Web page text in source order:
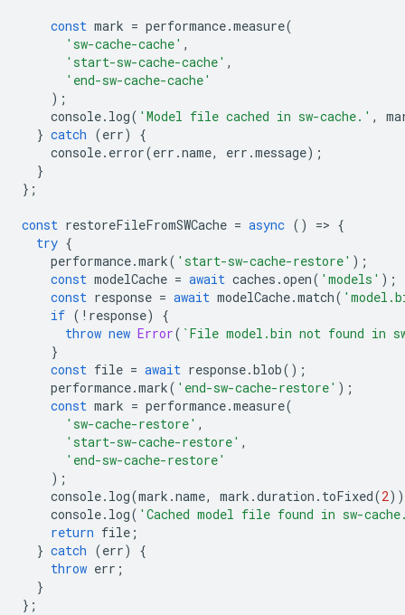
const mark = performance.measure(
'sw-cache-cache' ,
'start-sw-cache-cache' ,
'end-sw-cache-cache'
);
console. log( 'Model file cached in sw-cache.' ,
} catch (err)
{
console. error(err .name, err .message);
}
};
const restoreFileFromSWCache = async () => {
try {
performance.mark( 'start-sw-cache-restore' );
const modelCache = await caches .open( 'models' );
const response = await modelCache.match(
if ( ! response)
{
throw new Error( `File model.bin not found in
}
const file = await response.blob();
performance.mark( 'end-sw-cache-restore' );
const mark = performance.measure(
'sw-cache-restore' ,
'start-sw-cache-restore' ,
'end-sw-cache-restore'
);
console. log(mark .name, mark .duration . toFixed(2
console. log( 'Cached model file found in sw-
return file ;
} catch (err)
{
throw err ;
}
};